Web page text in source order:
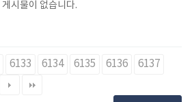
게시물이 없습니다.
6133 6134 6135 6136
6137